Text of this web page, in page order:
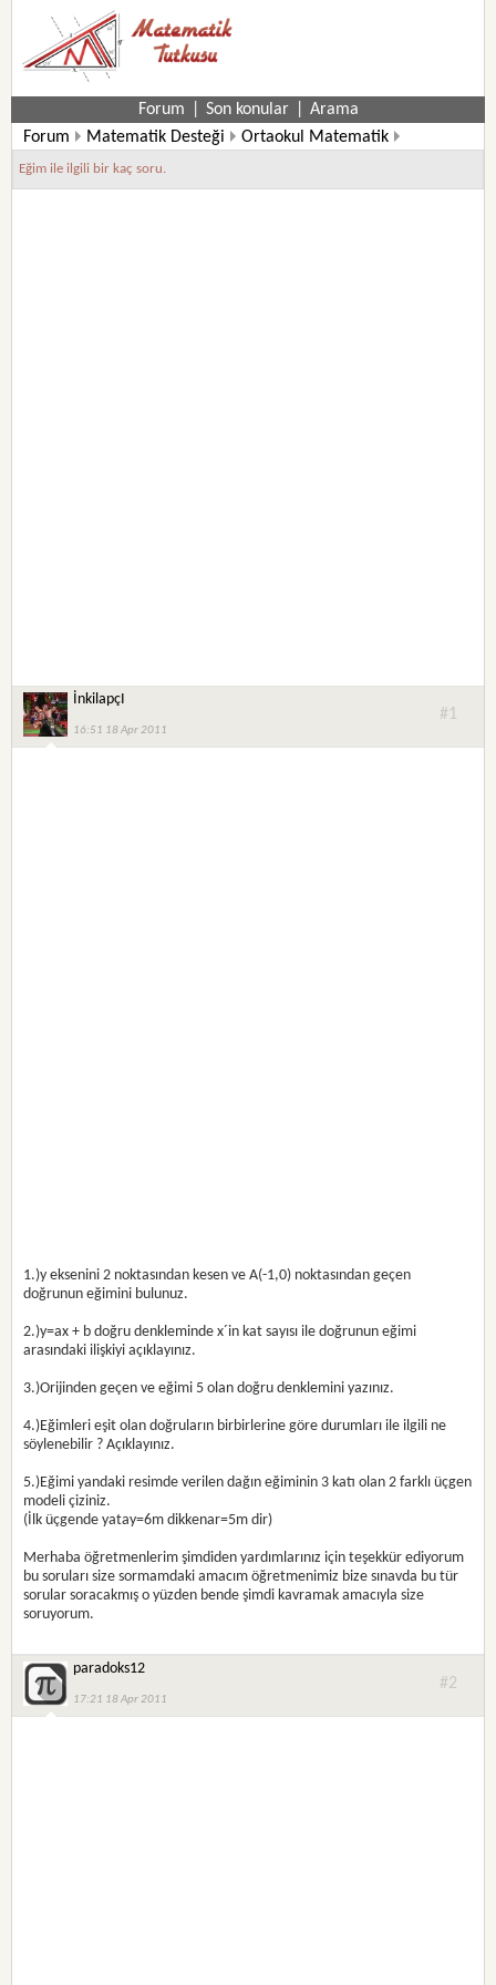
Forum Son konular
Arama
Forum
Matematik Desteği
Ortaokul Matematik
8. Sınıf Matematik Soruları
Eğim ile ilgili bir kaç soru.
İnkilapçI
16:51 18 Apr 2011
#1
1.)y eksenini 2 noktasından kesen ve A(-1,0) noktasından geçen
doğrunun eğimini bulunuz.
2.)y=ax + b doğru denkleminde x´in kat sayısı ile doğrunun eğimi
arasındaki ilişkiyi açıklayınız.
3.)Orijinden geçen ve eğimi 5 olan doğru denklemini yazınız.
4.)Eğimleri eşit olan doğruların birbirlerine göre durumları ile ilgili ne
söylenebilir ? Açıklayınız.
5.)Eğimi yandaki resimde verilen dağın eğiminin 3 katı olan 2 farklı üçgen
modeli çiziniz.
(İlk üçgende yatay=6m dikkenar=5m dir)
Merhaba öğretmenlerim şimdiden yardımlarınız için teşekkür ediyorum
bu soruları size sormamdaki amacım öğretmenimiz bize sınavda bu tür
sorular soracakmış o yüzden bende şimdi kavramak amacıyla size
soruyorum.
paradoks12
17:21 18 Apr 2011
#2